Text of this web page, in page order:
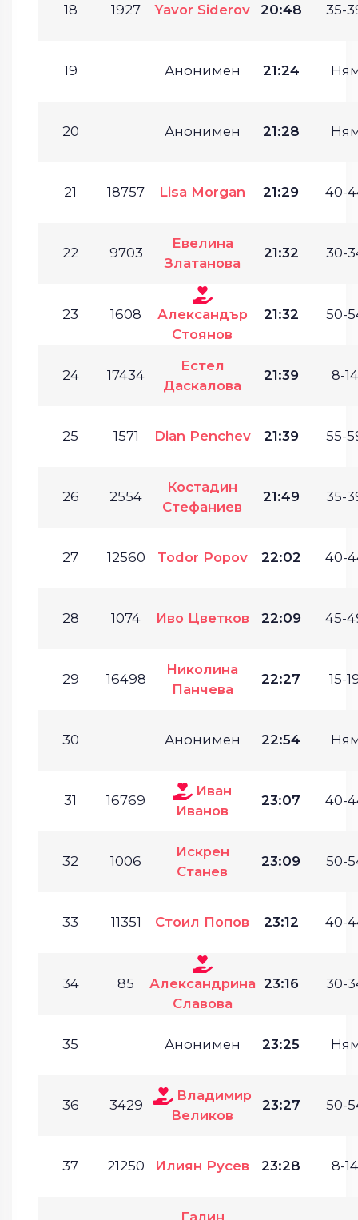
18 1927 Yavor Siderov 20:48 35-
19 Анонимен 21:24
20 Анонимен 21:28
21 18757 Lisa Morgan 21:29 40-
22 9703
Евелина
Златанова
21:32 30-
23 1608
Александър
Стоянов
21:32 50-
24 17434
Естел
Даскалова
21:39 8-
25 1571 Dian Penchev 21:39 55-
26 2554
Костадин
Стефаниев
21:49 35-
27 12560 Todor Popov 22:02 40-
28 1074 Иво Цветков 22:09 45-
29 16498
Николина
Панчева
22:27 15-
30 Анонимен 22:54
31 16769
Иван
Иванов
23:07 40-
32 1006
Искрен
Станев
23:09 50-
33 11351 Стоил Попов 23:12 40-
34 85
Александрина
Славова
23:16 30-
35 Анонимен 23:25
36 3429
Владимир
Великов
23:27 50-
37 21250 Илиян Русев 23:28 8-
Галин